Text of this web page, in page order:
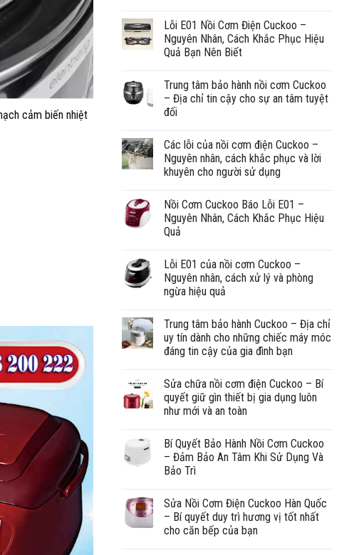
cảm biến nhiệt
Lỗi E01 Nồi Cơm Điện Cuckoo –
Nguyên Nhân, Cách Khắc Phục Hiệu
Quả Bạn Nên Biết
Trung tâm bảo hành nồi cơm Cuckoo
– Địa chỉ tin cậy cho sự an tâm tuyệt
đối
Các lỗi của nồi cơm điện Cuckoo –
Nguyên nhân, cách khắc phục và lời
khuyên cho người sử dụng
Nồi Cơm Cuckoo Báo Lỗi E01 –
Nguyên Nhân, Cách Khắc Phục Hiệu
Quả
Lỗi E01 của nồi cơm Cuckoo –
Nguyên nhân, cách xử lý và phòng
ngừa hiệu quả
Trung tâm bảo hành Cuckoo – Địa chỉ
uy tín dành cho những chiếc máy móc
đáng tin cậy của gia đình bạn
Sửa chữa nồi cơm điện Cuckoo – Bí
quyết giữ gìn thiết bị gia dụng luôn
như mới và an toàn
Bí Quyết Bảo Hành Nồi Cơm Cuckoo
– Đảm Bảo An Tâm Khi Sử Dụng Và
Bảo Trì
Sửa Nồi Cơm Điện Cuckoo Hàn Quốc
– Bí quyết duy trì hương vị tốt nhất
cho căn bếp của bạn